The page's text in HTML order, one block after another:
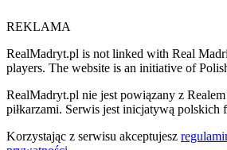
REKLAMA
RealMadryt.pl is not linked with Real
players. The website is an initiative of
RealMadryt.pl nie jest powiązany z
piłkarzami. Serwis jest inicjatywą polskich
Korzystając z serwisu akceptujesz